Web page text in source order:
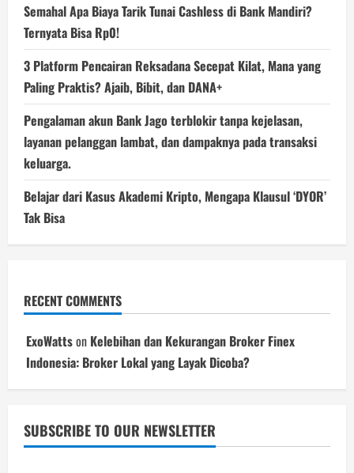
Semahal Apa Biaya Tarik Tunai Cashless di Bank Mandiri?
Ternyata Bisa Rp0!
3 Platform Pencairan Reksadana Secepat Kilat, Mana yang
Paling Praktis? Ajaib, Bibit, dan DANA+
Pengalaman akun Bank Jago terblokir tanpa kejelasan,
layanan pelanggan lambat, dan dampaknya pada transaksi
keluarga.
Belajar dari Kasus Akademi Kripto, Mengapa Klausul ‘DYOR’
Tak Bisa
RECENT COMMENTS
ExoWattson Kelebihan dan Kekurangan Broker Finex
Indonesia: Broker Lokal yang Layak Dicoba?
SUBSCRIBE TO OUR NEWSLETTER